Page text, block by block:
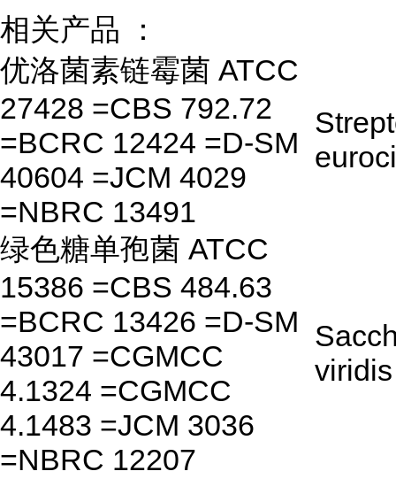
相关产品 ：
优洛菌素链霉菌 ATCC
27428 =CBS 792.72
=BCRC 12424 =D-SM
40604 =JCM 4029
=NBRC 13491
绿色糖单孢菌 ATCC
15386 =CBS 484.63
=BCRC 13426 =D-SM
43017 =CGMCC
4.1324 =CGMCC
4.1483 =JCM 3036
=NBRC 12207
viridis